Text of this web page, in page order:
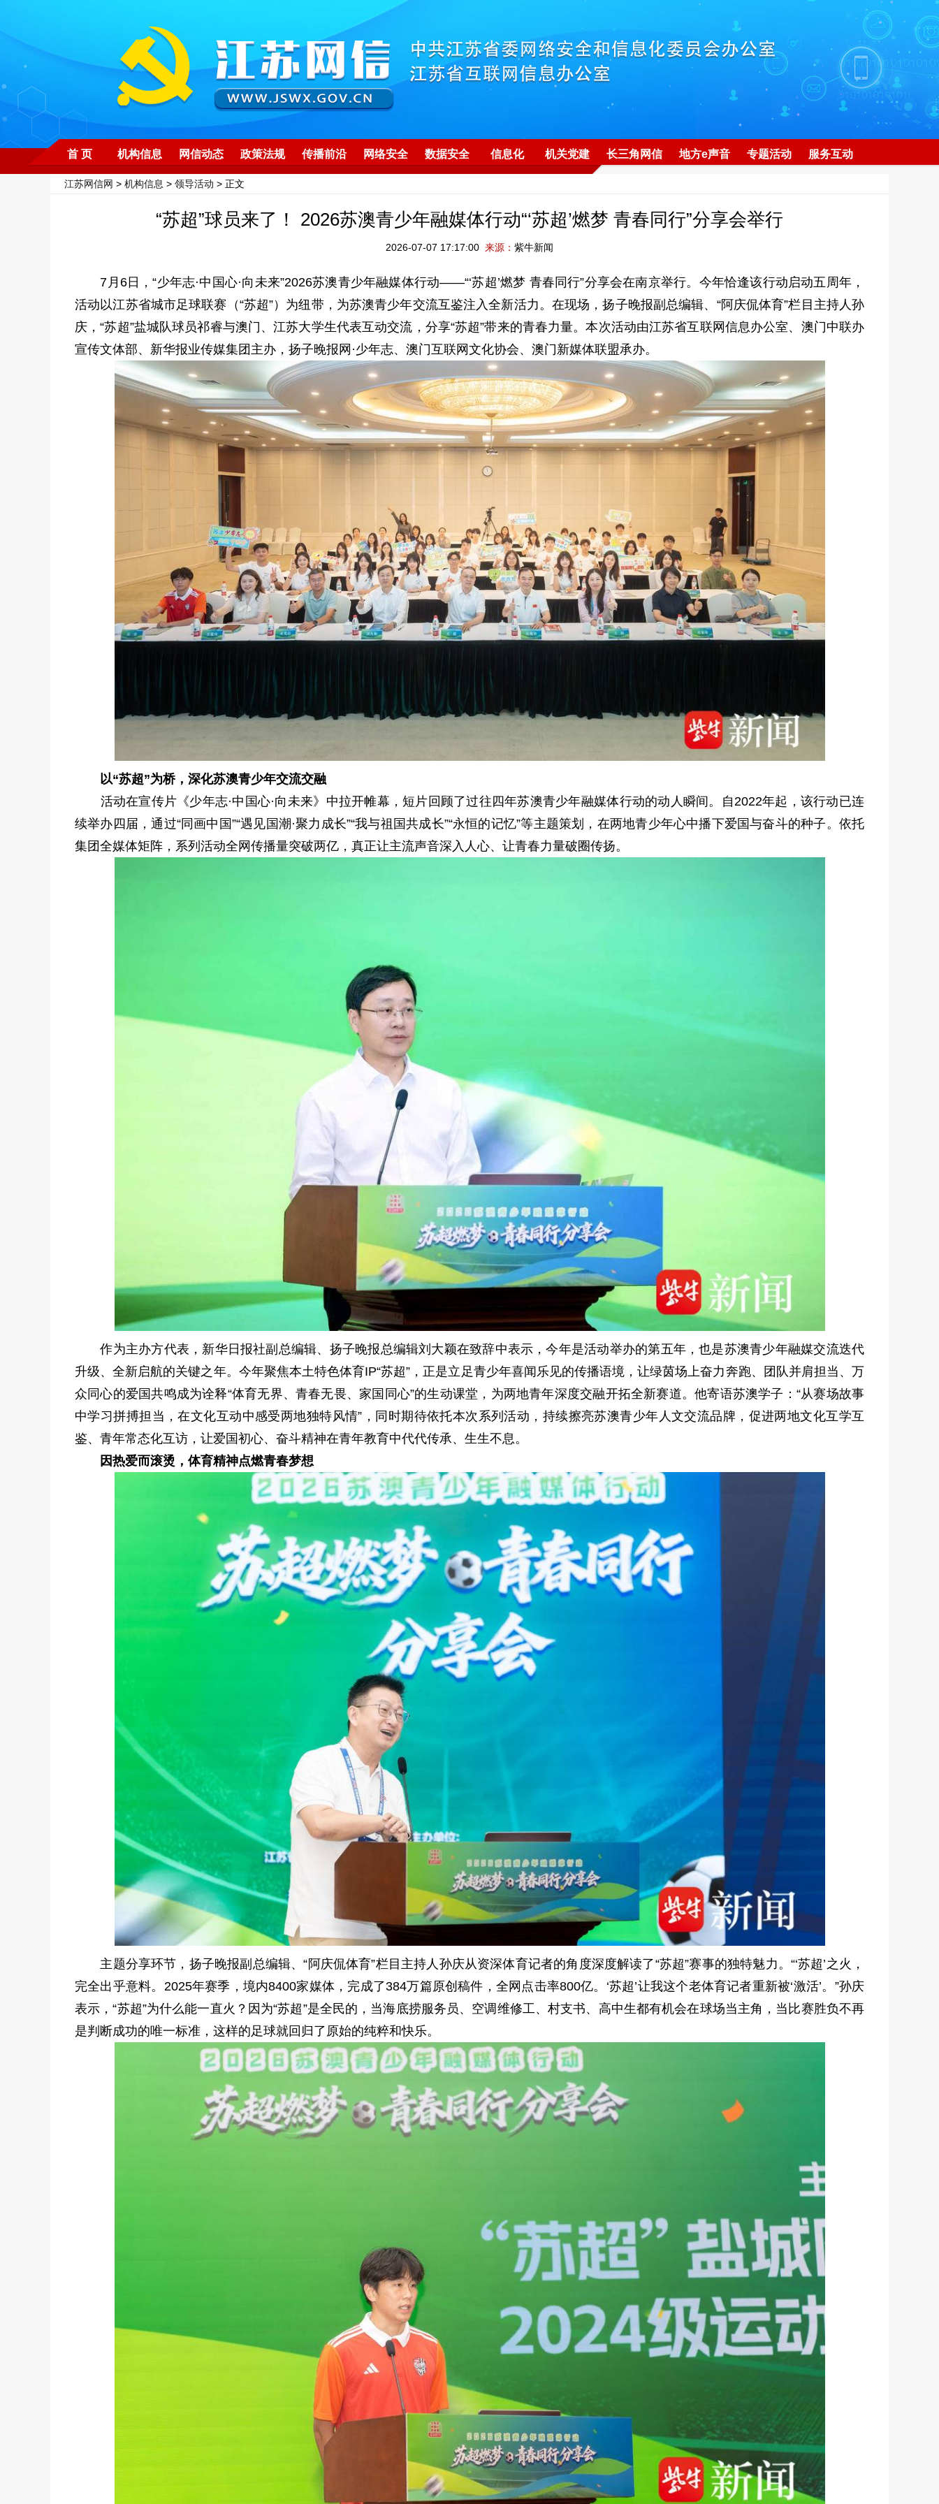
首 页 机构信息 网信动态 政策法规 传播前沿 网络安全 数据安全 信息化 机关党建 长三角网信 地方e声音 专题活动 服务互动
江苏网信网 > 机构信息 > 领导活动 > 正文
“苏超”球员来了！ 2026苏澳青少年融媒体行动“‘苏超’燃梦 青春同行”分享会举行
2026-07-07 17:17:00 来源： 紫牛新闻
7月6日，“少年志·中国心·向未来”2026苏澳青少年融媒体行动——“‘苏超’燃梦 青春同行”分享会在南京举行。今年恰逢该行动启动五周年，
活动以江苏省城市足球联赛（“苏超”）为纽带，为苏澳青少年交流互鉴注入全新活力。在现场，扬子晚报副总编辑、“阿庆侃体育”栏目主持人孙
庆，“苏超”盐城队球员祁睿与澳门、江苏大学生代表互动交流，分享“苏超”带来的青春力量。本次活动由江苏省互联网信息办公室、澳门中联办
宣传文体部、新华报业传媒集团主办，扬子晚报网·少年志、澳门互联网文化协会、澳门新媒体联盟承办。
以“苏超”为桥，深化苏澳青少年交流交融
活动在宣传片《少年志·中国心·向未来》中拉开帷幕，短片回顾了过往四年苏澳青少年融媒体行动的动人瞬间。自2022年起，该行动已连
续举办四届，通过“同画中国”“遇见国潮·聚力成长”“我与祖国共成长”“永恒的记忆”等主题策划，在两地青少年心中播下爱国与奋斗的种子。依托
集团全媒体矩阵，系列活动全网传播量突破两亿，真正让主流声音深入人心、让青春力量破圈传扬。
作为主办方代表，新华日报社副总编辑、扬子晚报总编辑刘大颖在致辞中表示，今年是活动举办的第五年，也是苏澳青少年融媒交流迭代
升级、全新启航的关键之年。今年聚焦本土特色体育IP“苏超”，正是立足青少年喜闻乐见的传播语境，让绿茵场上奋力奔跑、团队并肩担当、万
众同心的爱国共鸣成为诠释“体育无界、青春无畏、家国同心”的生动课堂，为两地青年深度交融开拓全新赛道。他寄语苏澳学子：“从赛场故事
中学习拼搏担当，在文化互动中感受两地独特风情”，同时期待依托本次系列活动，持续擦亮苏澳青少年人文交流品牌，促进两地文化互学互
鉴、青年常态化互访，让爱国初心、奋斗精神在青年教育中代代传承、生生不息。
因热爱而滚烫，体育精神点燃青春梦想
主题分享环节，扬子晚报副总编辑、“阿庆侃体育”栏目主持人孙庆从资深体育记者的角度深度解读了“苏超”赛事的独特魅力。“‘苏超’之火，
完全出乎意料。2025年赛季，境内8400家媒体，完成了384万篇原创稿件，全网点击率800亿。‘苏超’让我这个老体育记者重新被‘激活’。”孙庆
表示，“苏超”为什么能一直火？因为“苏超”是全民的，当海底捞服务员、空调维修工、村支书、高中生都有机会在球场当主角，当比赛胜负不再
是判断成功的唯一标准，这样的足球就回归了原始的纯粹和快乐。